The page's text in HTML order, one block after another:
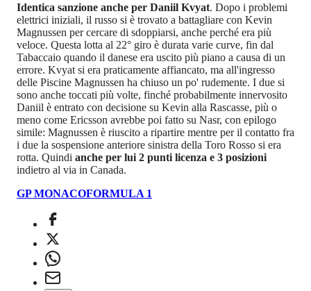
Identica sanzione anche per Daniil Kvyat. Dopo i problemi
elettrici iniziali, il russo si è trovato a battagliare con Kevin
Magnussen per cercare di sdoppiarsi, anche perché era più
veloce. Questa lotta al 22° giro è durata varie curve, fin dal
Tabaccaio quando il danese era uscito più piano a causa di un
errore. Kvyat si era praticamente affiancato, ma all'ingresso
delle Piscine Magnussen ha chiuso un po' rudemente. I due si
sono anche toccati più volte, finché probabilmente innervosito
Daniil è entrato con decisione su Kevin alla Rascasse, più o
meno come Ericsson avrebbe poi fatto su Nasr, con epilogo
simile: Magnussen è riuscito a ripartire mentre per il contatto fra
i due la sospensione anteriore sinistra della Toro Rosso si era
rotta. Quindi anche per lui 2 punti licenza e 3 posizioni
indietro al via in Canada.
GP MONACOFORMULA 1